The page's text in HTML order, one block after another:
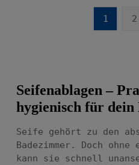
Seite
1 2
Seifenablagen –
hygienisch für dein
Seife gehört zu den
Badezimmer. Doch ohne
kann sie schnell